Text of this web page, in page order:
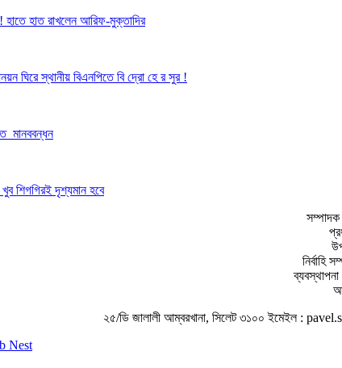
! হাতে হাত রাখলেন আরিফ-মুক্তাদির
ঘিরে স্থানীয় বিএনপিতে বি দ্রো হে র সুর !
মানববন্ধন
শিগগিরই দৃশ্যমান হবে
নির্বাহি
২৫/ডি জালালী আম্বরখানা, সিলেট ৩১০০ ইমেইল :
Nest